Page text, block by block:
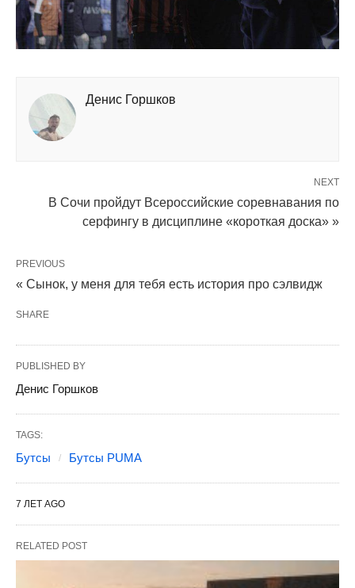
Денис Горшков
NEXT
В Сочи пройдут Всероссийские соревнавания по
серфингу в дисциплине «короткая доска» »
PREVIOUS
« Сынок, у меня для тебя есть история про сэлвидж
SHARE
PUBLISHED BY
Денис Горшков
TAGS:
Бутсы Бутсы PUMA
7 ЛЕТ AGO
RELATED POST